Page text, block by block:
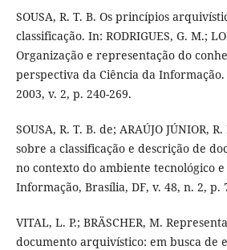
SOUSA, R. T. B. Os princípios
classificação. In: RODRIGUES, G. M.;
Organização e representação do
perspectiva da Ciência da
2003, v. 2, p. 240-269.
SOUSA, R. T. B. de; ARAÚJO JÚNIOR,
sobre a classificação e descrição de
no contexto do ambiente tecnológico e
Informação, Brasília, DF, v. 48, n. 2, p.
VITAL, L. P.; BRÄSCHER, M.
documento arquivístico: em busca de